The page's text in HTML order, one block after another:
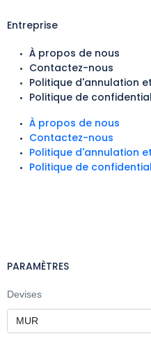
Entreprise
À propos de nous
Contactez-nous
Politique d'annulation
Politique de
À propos de nous
Contactez-nous
Politique d'annulation
Politique de
PARAMÈTRES
Devises